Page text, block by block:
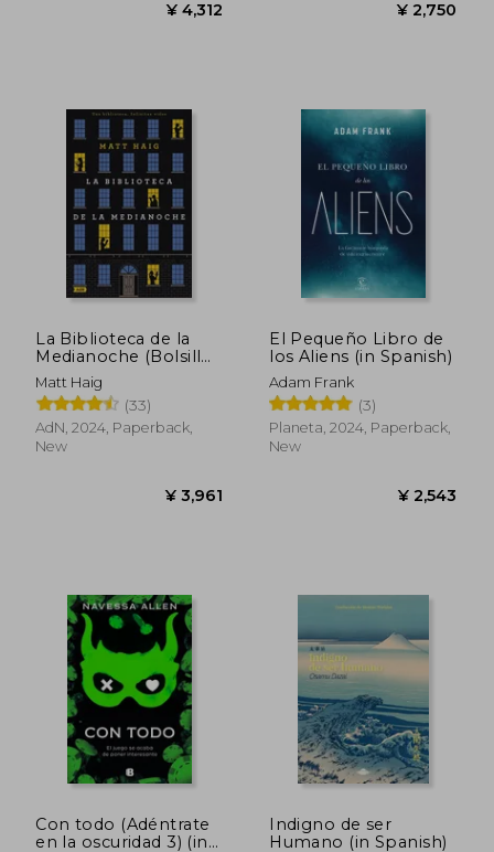
¥ 2,985
¥ 4,312
La Biblioteca de la
Medianoche (Bolsillo)
(in Spanish)
Matt Haig
(33)
AdN, 2024, Paperback,
New
El Pequeño Libro de
los Aliens (in Spanish)
Adam Frank
(3)
Planeta, 2024, Paperback,
New
Con todo (Adéntrate
en la oscuridad 3) (in
Indigno de ser
Humano (in Spanish)